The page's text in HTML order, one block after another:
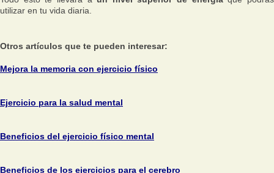
utilizar en tu vida diaria.
Otros artículos que te pueden interesar:
Mejora la memoria con ejercicio físico
Ejercicio para la salud mental
Beneficios del ejercicio físico mental
Beneficios de los ejercicios para el cerebro